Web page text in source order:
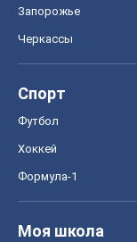
Запорожье
Черкассы
Спорт
Футбол
Хоккей
Формула-1
Моя школа